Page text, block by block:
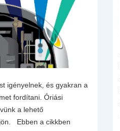
igényelnek, és gyakran a
fordítani. Óriási
a lehető
Ebben a cikkben